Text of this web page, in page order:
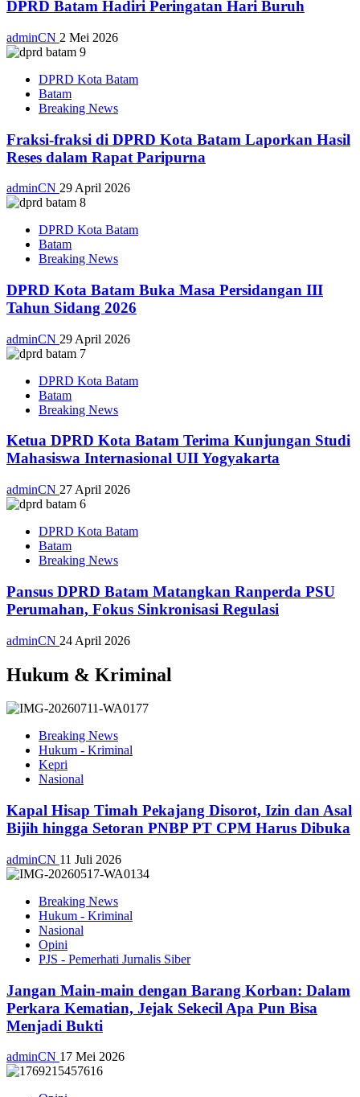
DPRD Batam Hadiri Peringatan Hari Buruh
adminCN 2 Mei 2026
DPRD Kota Batam
Batam
Breaking News
Fraksi-fraksi di DPRD Kota Batam Laporkan Hasil
Reses dalam Rapat Paripurna
adminCN 29 April 2026
DPRD Kota Batam
Batam
Breaking News
DPRD Kota Batam Buka Masa Persidangan III
Tahun Sidang 2026
adminCN 29 April 2026
DPRD Kota Batam
Batam
Breaking News
Ketua DPRD Kota Batam Terima Kunjungan Studi
Mahasiswa Internasional UII Yogyakarta
adminCN 27 April 2026
DPRD Kota Batam
Batam
Breaking News
Pansus DPRD Batam Matangkan Ranperda PSU
Perumahan, Fokus Sinkronisasi Regulasi
adminCN 24 April 2026
Hukum & Kriminal
Breaking News
Hukum - Kriminal
Kepri
Nasional
Kapal Hisap Timah Pekajang Disorot, Izin dan Asal
Bijih hingga Setoran PNBP PT CPM Harus Dibuka
adminCN 11 Juli 2026
Breaking News
Hukum - Kriminal
Nasional
Opini
PJS - Pemerhati Jurnalis Siber
Jangan Main-main dengan Barang Korban: Dalam
Perkara Kematian, Jejak Sekecil Apa Pun Bisa
Menjadi Bukti
adminCN 17 Mei 2026